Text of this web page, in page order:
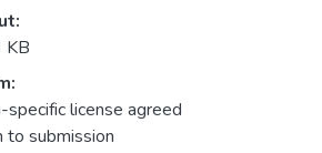
KB
specific license agreed
to submission